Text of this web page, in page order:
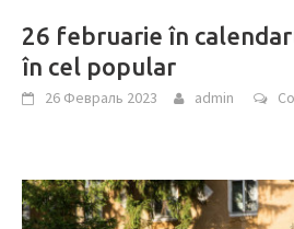
26 februarie în
în cel popular
26 Февраль 2023 admin